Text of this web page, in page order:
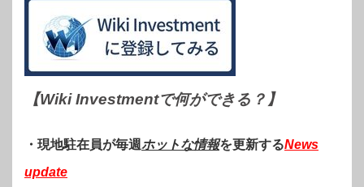
【Wiki Investmentで何ができる？ 】
・現地駐在員が毎週ホットな情報を更新するNews
update